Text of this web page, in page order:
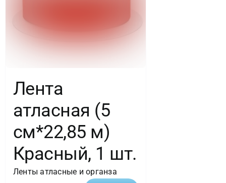
Лента
атласная (5
см*22,85 м)
Красный, 1 шт.
Ленты атласные и органза